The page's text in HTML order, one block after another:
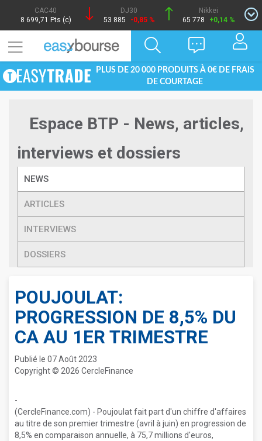
CAC40
8 699,71 Pts (c)
DJ30
53 885
-0,85 %
Nikkei
65 778
+0,14 %
PLUS DE 20 000 PRODUITS À 0€ DE FRAIS
DE COURTAGE
Espace BTP - News, articles,
interviews et dossiers
NEWS
ARTICLES
INTERVIEWS
DOSSIERS
POUJOULAT:
PROGRESSION DE 8,5% DU
CA AU 1ER TRIMESTRE
Publié le 07 Août 2023
Copyright © 2026 CercleFinance
-
(CercleFinance.com) - Poujoulat fait part d'un chiffre d'affaires
au titre de son premier trimestre (avril à juin) en progression de
8,5% en comparaison annuelle, à 75,7 millions d'euros,